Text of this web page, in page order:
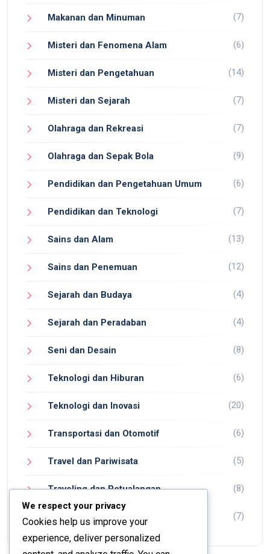
Makanan dan Minuman (7)
Misteri dan Fenomena Alam (6)
Misteri dan Pengetahuan (14)
Misteri dan Sejarah (7)
Olahraga dan Rekreasi (7)
Olahraga dan Sepak Bola (9)
Pendidikan dan Pengetahuan Umum (6)
Pendidikan dan Teknologi (7)
Sains dan Alam (13)
Sains dan Penemuan (12)
Sejarah dan Budaya (4)
Sejarah dan Peradaban (4)
Seni dan Desain (8)
Teknologi dan Hiburan (6)
Teknologi dan Inovasi (20)
Transportasi dan Otomotif (6)
Travel dan Pariwisata (5)
Traveling dan Petualangan (8)
Wisata dan Petualangan (7)
We respect your privacy
Cookies help us improve your
experience, deliver personalized